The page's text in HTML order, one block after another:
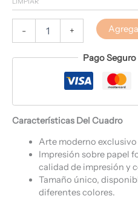
- +
Pago
Características Del Cuadro
Arte moderno exclusivo
Impresión sobre papel
calidad de impresión y
Tamaño único,
diferentes colores.